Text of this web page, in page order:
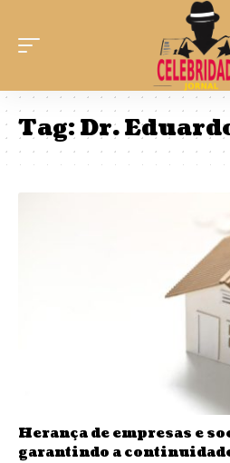
Tag:Dr.
Herança de empresas e
garantindo a